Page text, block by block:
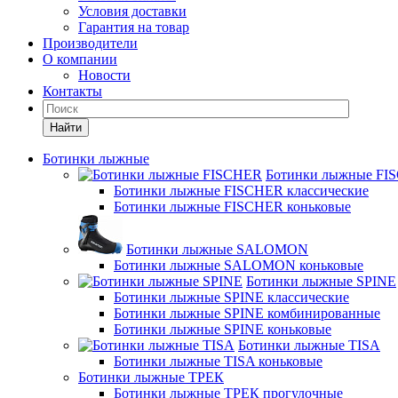
Условия доставки
Гарантия на товар
Производители
О компании
Новости
Контакты
Найти
Ботинки лыжные
Ботинки лыжные
Ботинки лыжные FISCHER классические
Ботинки лыжные FISCHER коньковые
Ботинки лыжные SALOMON
Ботинки лыжные SALOMON коньковые
Ботинки лыжные SPINE
Ботинки лыжные SPINE классические
Ботинки лыжные SPINE комбинированные
Ботинки лыжные SPINE коньковые
Ботинки лыжные TISA
Ботинки лыжные TISA коньковые
Ботинки лыжные ТРЕК
Ботинки лыжные ТРЕК прогулочные